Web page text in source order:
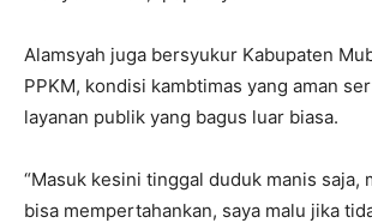
Alamsyah juga bersyukur Kabupaten
PPKM, kondisi kambtimas yang aman
layanan publik yang bagus luar biasa.
“Masuk kesini tinggal duduk manis saja,
bisa mempertahankan, saya malu jika